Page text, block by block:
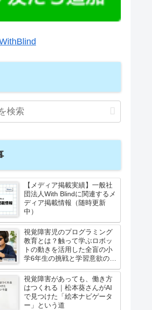
【メディア掲載実績】一般社
団法人With Blindに関連するメ
ディア掲載情報（随時更新
中）
視覚障害児のプログラミング
教育とは？触って学ぶロボッ
トの動きを活用した全盲の小
学6年生の挑戦と学習意欲の高
視覚障害があっても、働き方
はつくれる｜松本葵さんがAI
で見つけた「絵本ナビゲータ
ー」という道